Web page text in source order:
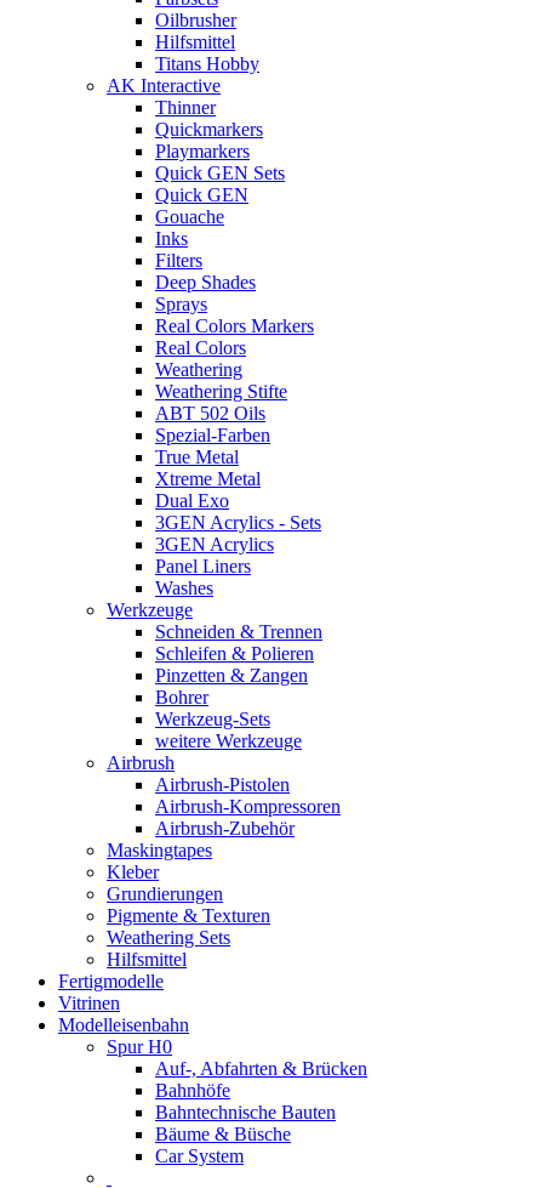
Oilbrusher
Hilfsmittel
Titans Hobby
AK Interactive
Thinner
Quickmarkers
Playmarkers
Quick GEN Sets
Quick GEN
Gouache
Inks
Filters
Deep Shades
Sprays
Real Colors Markers
Real Colors
Weathering
Weathering Stifte
ABT 502 Oils
Spezial-Farben
True Metal
Xtreme Metal
Dual Exo
3GEN Acrylics - Sets
3GEN Acrylics
Panel Liners
Washes
Werkzeuge
Schneiden & Trennen
Schleifen & Polieren
Pinzetten & Zangen
Bohrer
Werkzeug-Sets
weitere Werkzeuge
Airbrush
Airbrush-Pistolen
Airbrush-Kompressoren
Airbrush-Zubehör
Maskingtapes
Kleber
Grundierungen
Pigmente & Texturen
Weathering Sets
Hilfsmittel
Fertigmodelle
Vitrinen
Modelleisenbahn
Spur H0
Auf-, Abfahrten & Brücken
Bahnhöfe
Bahntechnische Bauten
Bäume & Büsche
Car System